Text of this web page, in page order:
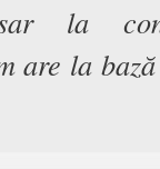
la
are la